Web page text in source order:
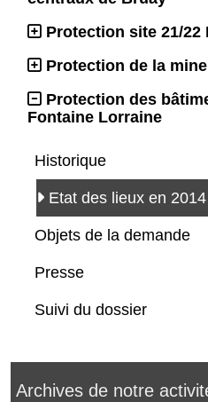
Protection site 21/22
Protection de la
Protection des
Fontaine Lorraine
Historique
Etat des lieux en 2014
Objets de la demande
Presse
Suivi du dossier
Archives de notre